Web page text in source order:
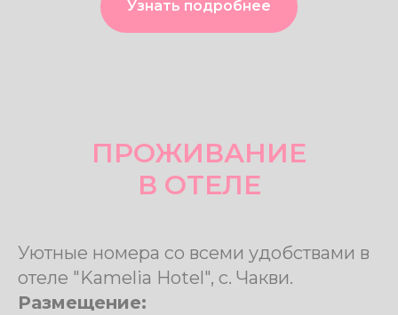
Узнать подробнее
ПРОЖИВАНИЕ
В ОТЕЛЕ
Уютные номера со всеми удобствами в
отеле "Kamelia Hotel", с. Чакви.